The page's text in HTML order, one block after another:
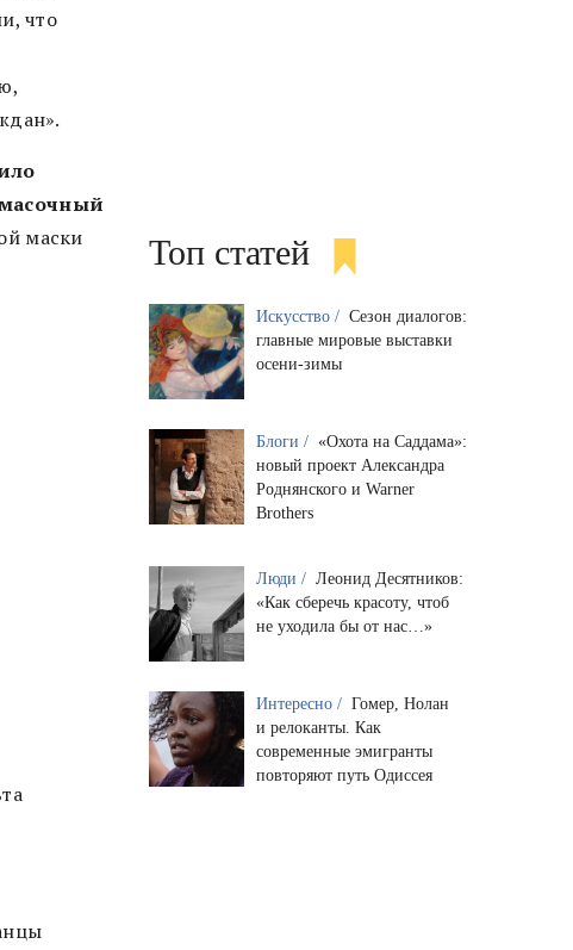
что
маски
Топ статей
Искусство / Сезон диалогов:
главные мировые выставки
осени-зимы
Блоги / «Охота на Саддама»:
новый проект Александра
Роднянского и Warner
Brothers
Люди / Леонид Десятников:
«Как сберечь красоту, чтоб
не уходила бы от нас…»
Интересно / Гомер, Нолан
и релоканты. Как
современные эмигранты
повторяют путь Одиссея